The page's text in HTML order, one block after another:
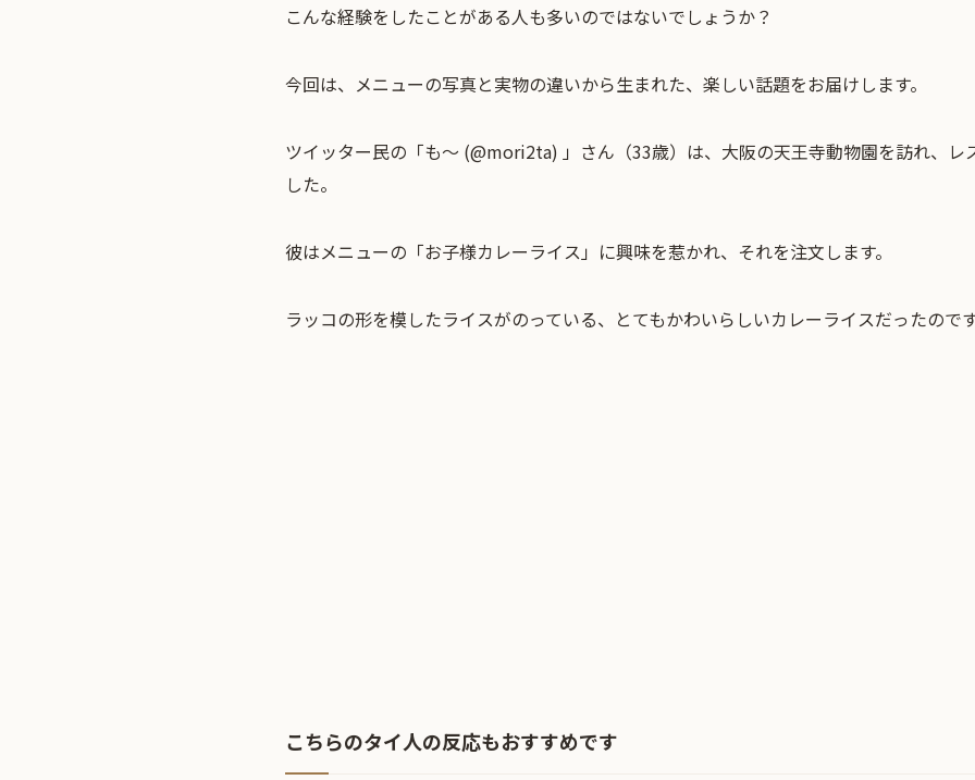
こんな経験をしたことがある人も多いのではないでしょうか？
今回は、メニューの写真と実物の違いから生まれた、楽しい話題をお届けします。
ツイッター民の「も～ (@mori2ta) 」さん（33歳）は、大阪の天王寺動物園を訪れ、レ
した。
彼はメニューの「お子様カレーライス」に興味を惹かれ、それを注文します。
ラッコの形を模したライスがのっている、とてもかわいらしいカレーライスだったので
こちらのタイ人の反応もおすすめです